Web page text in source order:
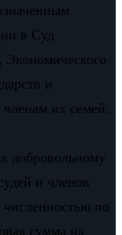
в Суд
Экономического
и
их семей.
добровольному
и членов
численностью по
сумма на